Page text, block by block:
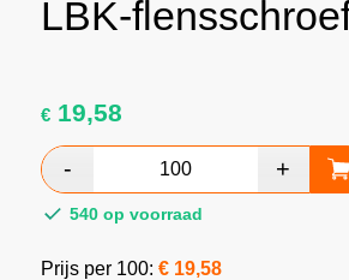
LBK-
€19,58
540 op voorraad
Prijs per 100: € 19,58